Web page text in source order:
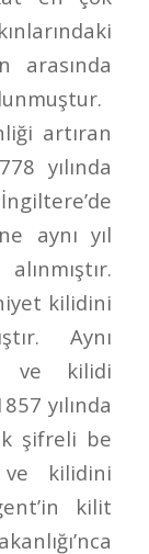
arasında
artıran
yılında
aynı yıl
kilidini
Aynı
ve kilidi
yılında
şifreli be
kilidini
kilit